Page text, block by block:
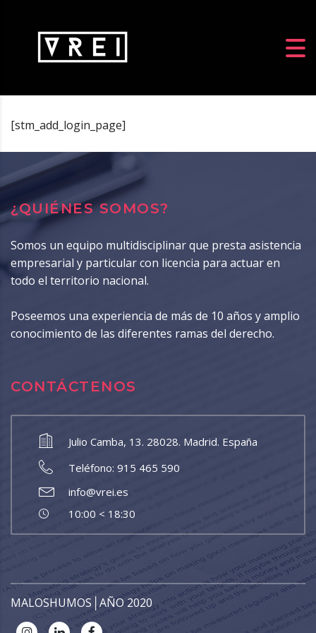
[stm_add_login_page]
¿QUIÉNES SOMOS?
Somos un equipo multidisciplinar que presta asistencia
empresarial y particular con licencia para actuar en
todo el territorio nacional.
Poseemos una experiencia de más de 10 años y amplio
conocimiento de las diferentes ramas del derecho.
CONTÁCTENOS
Julio Camba, 13. 28028. Madrid. España
Teléfono: 915 465 590
info@vrei.es
10:00 < 18:30
MALOSHUMOS │AÑO 2020